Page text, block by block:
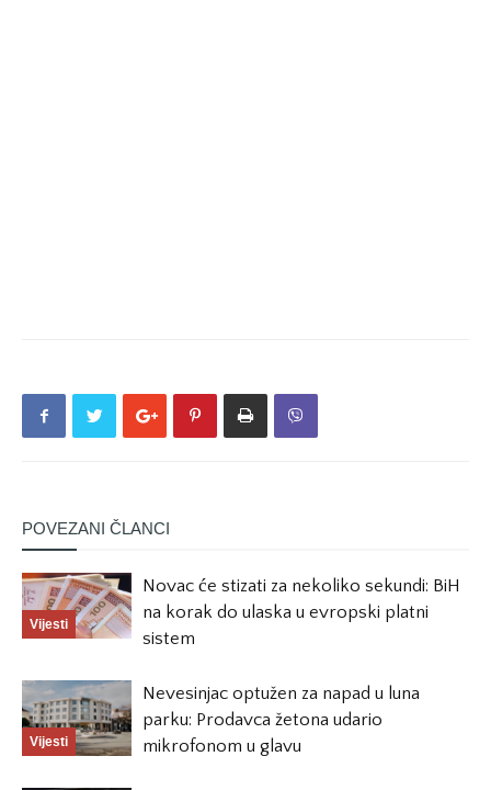
POVEZANI ČLANCI
Vijesti
Novac će stizati za nekoliko sekundi: BiH
na korak do ulaska u evropski platni
sistem
Vijesti
Nevesinjac optužen za napad u luna
parku: Prodavca žetona udario
mikrofonom u glavu